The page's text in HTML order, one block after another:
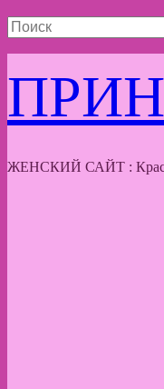
ЖЕНСКИЙ САЙТ :